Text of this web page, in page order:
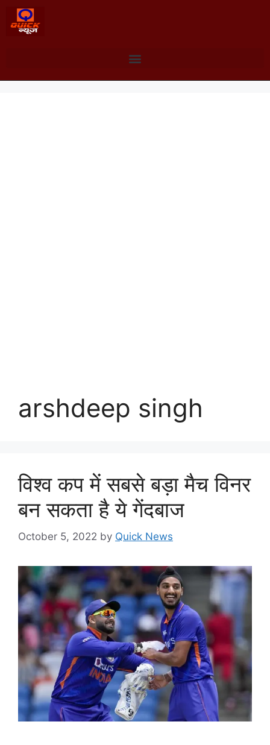
arshdeep singh
विश्व कप में सबसे बड़ा मैच विनर
बन सकता है ये गेंदबाज
October 5, 2022 by Quick News